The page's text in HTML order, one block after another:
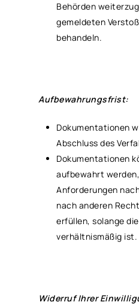
Behörden
gemeldeten
behandeln.
Aufbewahrungsfrist:
Dokumentationen
Abschluss des
Dokumentationen
aufbewahrt
Anforderungen
nach anderen
erfüllen, solange
verhältnismäßig ist.
Widerruf Ihrer